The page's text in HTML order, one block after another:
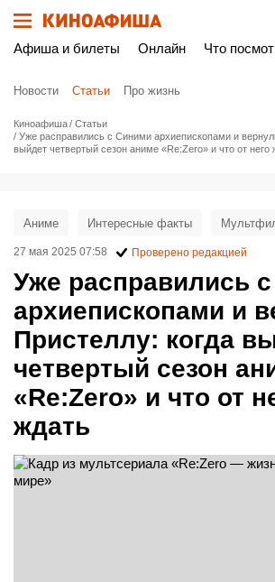
Афиша и билеты Онлайн Что
Новости Статьи Про жизнь
Киноафиша
Статьи
Уже расправились с Синими архиепископами и
выйдет четвертый сезон аниме «Re:Zero» и что от него
Уже расправились
архиепископами и
Пристеллу: когда
четвертый сезон
«Re:Zero» и что от
ждать
Аниме Интересные факты
27 мая 2025 07:58 Проверено редакцией